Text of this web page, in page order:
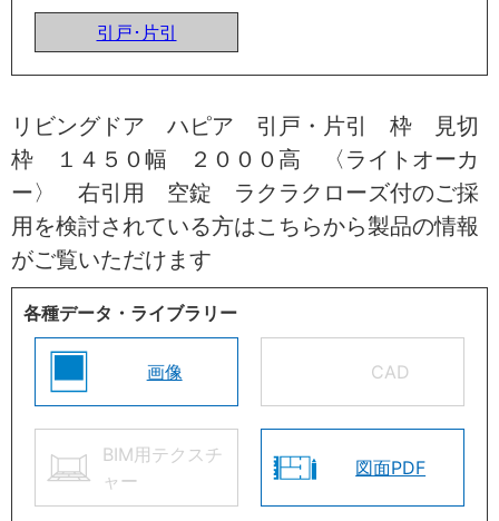
引戸･片引
リビングドア ハピア 引戸・片引 枠 見切
枠 １４５０幅 ２０００高 〈ライトオーカ
ー〉 右引用 空錠 ラクラクローズ付のご採
用を検討されている方はこちらから製品の情報
がご覧いただけます
各種データ・ライブラリー
画像 CAD
BIM用テクスチ
ャー
図面PDF